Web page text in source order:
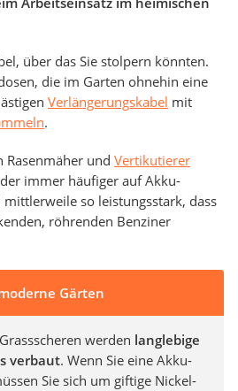
über das Sie stolpern könnten.
die im Garten ohnehin eine
Verlängerungskabel mit
.
Rasenmäher und Vertikutierer
immer häufiger auf Akku-
so leistungsstark, dass
röhrenden Benziner
Gärten
werden langlebige
verbaut. Wenn Sie eine Akku-
Sie sich um giftige Nickel-